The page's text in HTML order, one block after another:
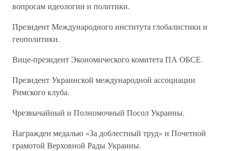
вопросам идеологии и политики.
Президент Международного института глобалистики и
геополитики.
Вице-президент Экономического комитета ПА ОБСЕ.
Президент Украинской международной ассоциации
Римского клуба.
Чрезвычайный и Полномочный Посол Украины.
Награжден медалью «За доблестный труд» и Почетной
грамотой Верховной Рады Украины.